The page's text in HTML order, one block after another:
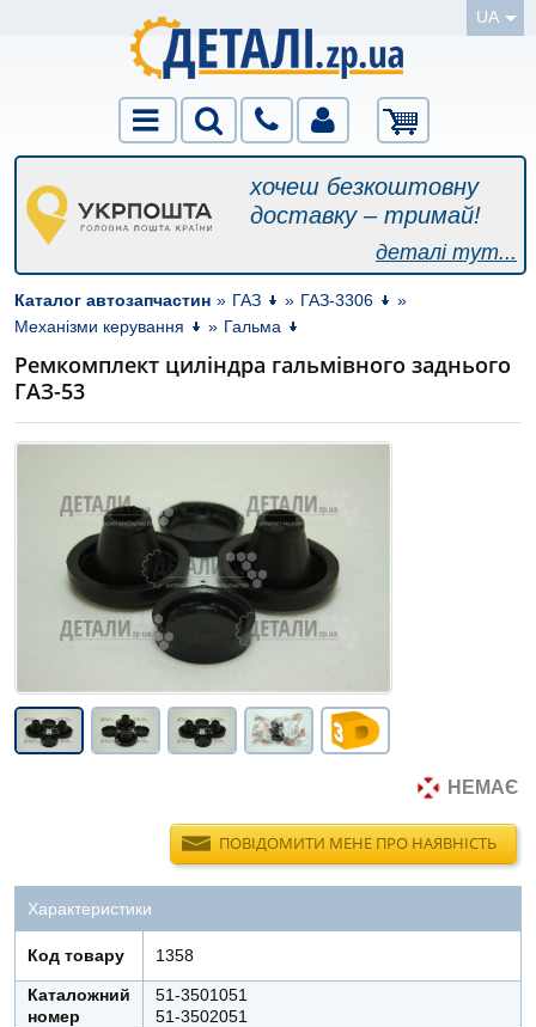
UA
хочеш безкоштовну
доставку – тримай!
деталі тут...
Каталог автозапчастин » ГАЗ » ГАЗ-3306
»
Механізми керування
» Гальма
Ремкомплект циліндра гальмівного заднього
ГАЗ-53
НЕМАЄ
ПОВІДОМИТИ МЕНЕ ПРО НАЯВНІСТЬ
Характеристики
Код товару 1358
Каталожний
номер
51-3501051
51-3502051